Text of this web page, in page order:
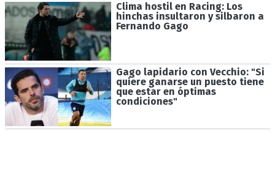
Clima hostil en Racing: Los
hinchas insultaron y silbaron a
Fernando Gago
Gago lapidario con Vecchio: "Si
quiere ganarse un puesto tiene
que estar en óptimas
condiciones"